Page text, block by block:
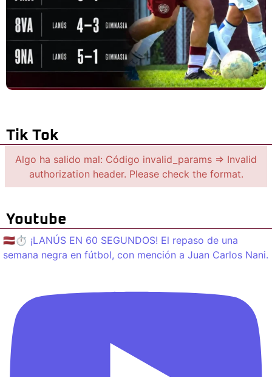
Tik Tok
Algo ha salido mal: Código invalid_params => Invalid
authorization header. Please check the format.
Youtube
🇱🇻⏱️ ¡LANÚS EN 60 SEGUNDOS! El repaso de una
semana negra en fútbol, con mención a Juan Carlos Nani.